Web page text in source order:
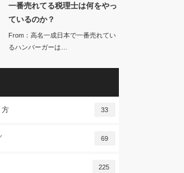
一番売れてる税理士は何をやっ
ているのか？
From：高名一成日本で一番売れてい
るハンバーガーは…
方 33
69
225